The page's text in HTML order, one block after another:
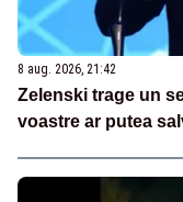
8 aug. 2026, 21:42
Zelenski trage un
voastre ar putea